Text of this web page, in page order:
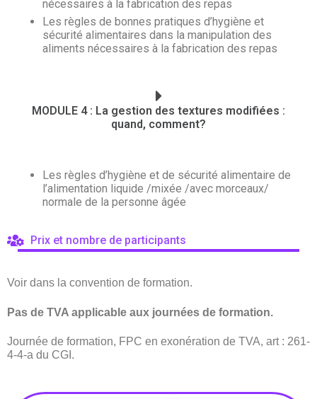
nécessaires à la fabrication des repas
Les règles de bonnes pratiques d’hygiène et
sécurité alimentaires dans la manipulation des
aliments nécessaires à la fabrication des repas
MODULE 4 : La gestion des textures modifiées :
quand, comment?
Les règles d’hygiène et de sécurité alimentaire de
l’alimentation liquide /mixée /avec morceaux/
normale de la personne âgée
Prix et nombre de participants
Voir dans la convention de formation.
Pas de TVA applicable aux journées de formation.
Journée de formation, FPC en exonération de TVA, art : 261-
4-4-a du CGI.